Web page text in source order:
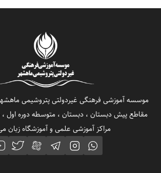
موسسه آموزشی فرهنگی غیردولتی پتروشیمی
مقاطع پیش دبستان ، دبستان ، متوسطه دوره اول
مراکز آموزشی علمی و آموزشگاه زبان